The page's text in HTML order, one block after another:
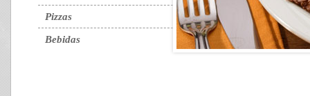
Pizzas
Bebidas